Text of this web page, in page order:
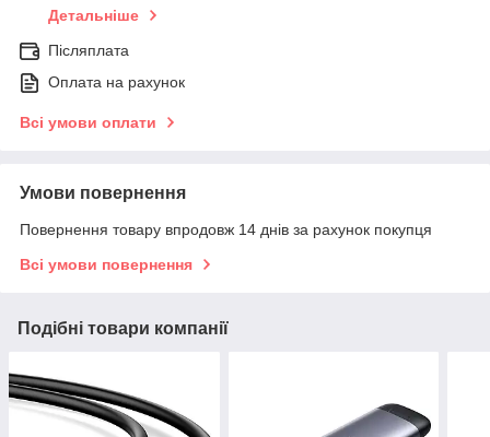
Детальніше
Післяплата
Оплата на рахунок
Всі умови оплати
Умови повернення
Повернення товару впродовж 14 днів за рахунок покупця
Всі умови повернення
Подібні товари компанії